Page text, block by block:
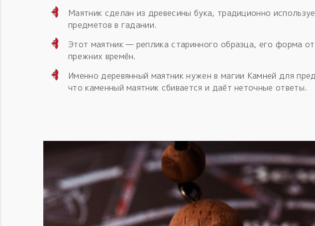
Маятник сделан из древесины бука, традиционно
предметов в гадании.
Этот маятник — реплика старинного образца, его форма
прежних времён.
Именно деревянный маятник нужен в магии Камней для
что каменный маятник сбивается и даёт неточные ответы.